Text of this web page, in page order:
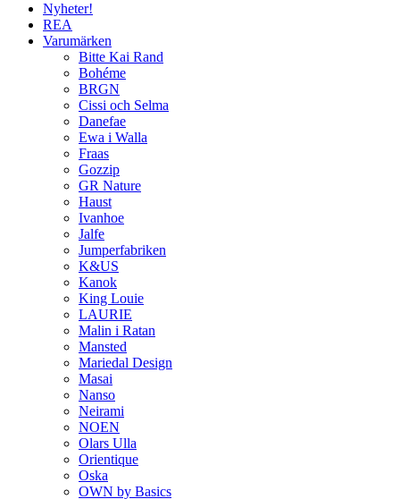
Nyheter!
REA
Varumärken
Bitte Kai Rand
Bohéme
BRGN
Cissi och Selma
Danefae
Ewa i Walla
Fraas
Gozzip
GR Nature
Haust
Ivanhoe
Jalfe
Jumperfabriken
K&US
Kanok
King Louie
LAURIE
Malin i Ratan
Mansted
Mariedal Design
Masai
Nanso
Neirami
NOEN
Olars Ulla
Orientique
Oska
OWN by Basics